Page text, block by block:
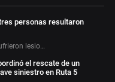
personas resultaron
lesio…
el rescate de un
siniestro en Ruta 5